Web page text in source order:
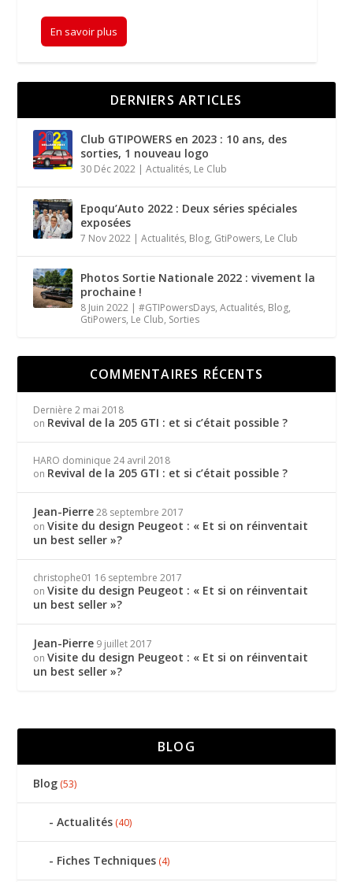
En savoir plus
DERNIERS ARTICLES
Club GTIPOWERS en 2023 : 10 ans, des
sorties, 1 nouveau logo
30 Déc 2022 |Actualités, Le Club
Epoqu’Auto 2022 : Deux séries spéciales
exposées
7 Nov 2022 |Actualités, Blog, GtiPowers, Le Club
Photos Sortie Nationale 2022 : vivement la
prochaine !
8 Juin 2022 |#GTIPowersDays,Actualités, Blog,
GtiPowers, Le Club, Sorties
COMMENTAIRES RÉCENTS
Dernière 2 mai 2018
on Revival de la 205 GTI : et si c’était possible ?
HARO dominique 24 avril 2018
on Revival de la 205 GTI : et si c’était possible ?
Jean-Pierre 28 septembre 2017
onVisite du design Peugeot : « Et si on réinventait
un best seller »?
christophe01 16 septembre 2017
onVisite du design Peugeot : « Et si on réinventait
un best seller »?
Jean-Pierre 9 juillet 2017
onVisite du design Peugeot : « Et si on réinventait
un best seller »?
BLOG
Blog (53)
Actualités (40)
Fiches Techniques (4)